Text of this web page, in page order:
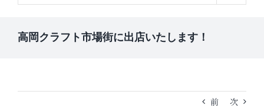
高岡クラフト市場街に出店いたします！
前 次